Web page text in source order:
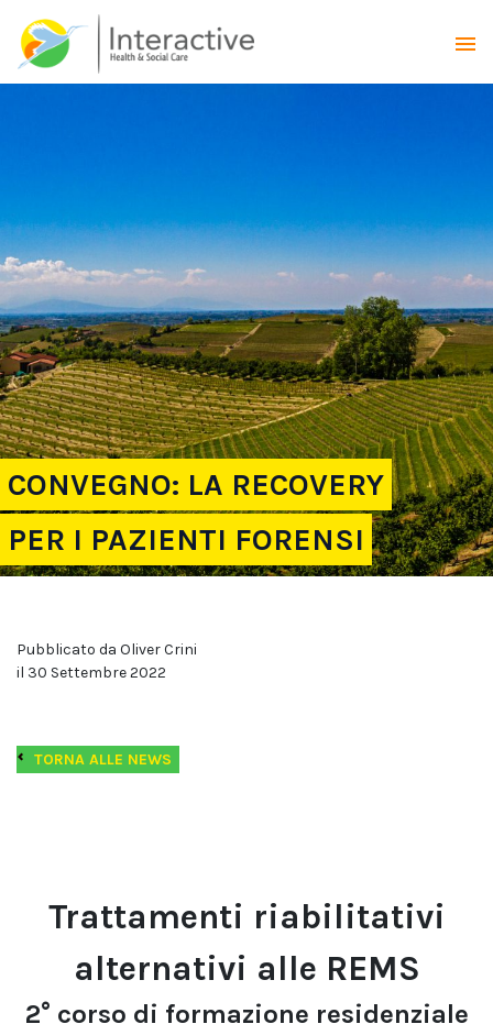
CONVEGNO: LA RECOVERY
PER I PAZIENTI FORENSI
Pubblicato da Oliver Crini
il 30 Settembre 2022
TORNA ALLE NEWS
Trattamenti riabilitativi
alternativi alle REMS
2° corso di formazione residenziale